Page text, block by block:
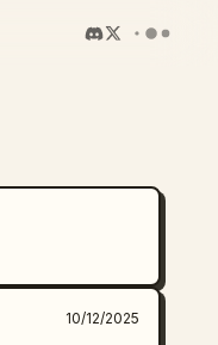
10/12/2025